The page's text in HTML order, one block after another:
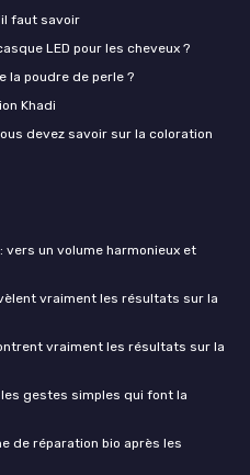
faut savoir
LED pour les cheveux ?
la poudre de perle ?
Khadi
devez savoir sur la coloration
un volume harmonieux et
vraiment les résultats sur la
vraiment les résultats sur la
gestes simples qui font la
de réparation bio après les